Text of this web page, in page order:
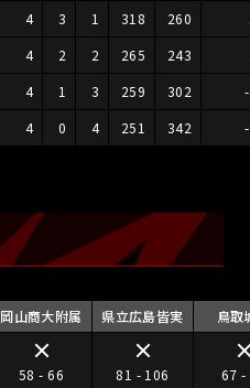
4 3 1 318 260
4 2 2 265 243
4 1 3 259 302
4 0 4 251 342
岡山商大附属 県立広島皆実 鳥取
58 - 66 81 - 106 67 -